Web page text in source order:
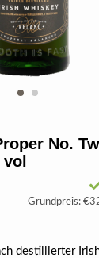
No.
Grundpreis:
destillierter